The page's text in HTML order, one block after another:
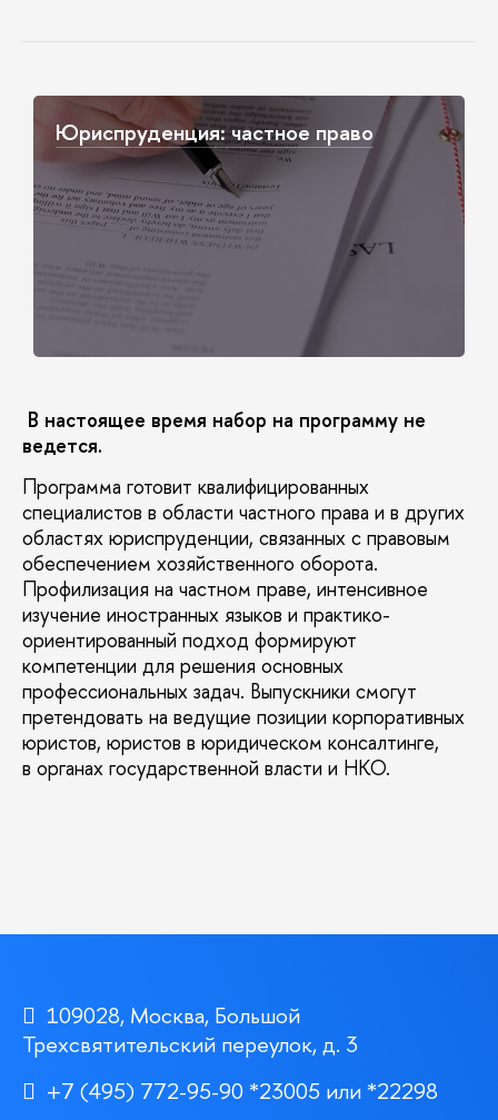
Юриспруденция: частное право
В настоящее время набор на программу не
ведется.
Программа готовит квалифицированных
специалистов в области частного права и в других
областях юриспруденции, связанных с правовым
обеспечением хозяйственного оборота.
Профилизация на частном праве, интенсивное
изучение иностранных языков и практико-
ориентированный подход формируют
компетенции для решения основных
профессиональных задач. Выпускники смогут
претендовать на ведущие позиции корпоративных
юристов, юристов в юридическом консалтинге,
в органах государственной власти и НКО.
109028, Москва, Большой
Трехсвятительский переулок, д. 3
+7 (495) 772-95-90 *23005 или *22298